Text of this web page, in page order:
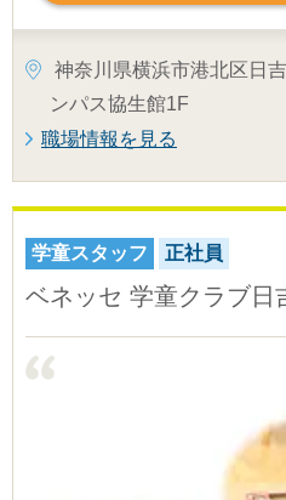
神奈川県横浜市港北区日
ンパス協生館1F
職場情報を見る
学童スタッフ 正社員
ベネッセ 学童クラブ日